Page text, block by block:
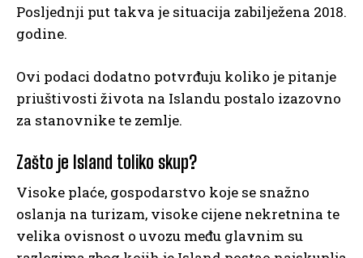
Posljednji put takva je situacija zabilježena 2018.
godine.
Ovi podaci dodatno potvrđuju koliko je pitanje
priuštivosti života na Islandu postalo izazovno
za stanovnike te zemlje.
Zašto je Island toliko skup?
Visoke plaće, gospodarstvo koje se snažno
oslanja na turizam, visoke cijene nekretnina te
velika ovisnost o uvozu među glavnim su